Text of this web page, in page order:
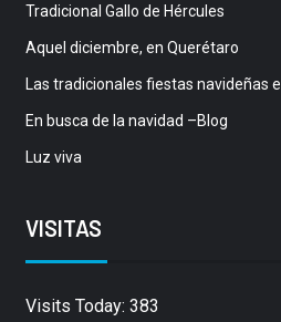
Tradicional Gallo de Hércules
Aquel diciembre, en Querétaro
Las tradicionales fiestas navideñas
En busca de la navidad –Blog
Luz viva
VISITAS
Visits Today: 383